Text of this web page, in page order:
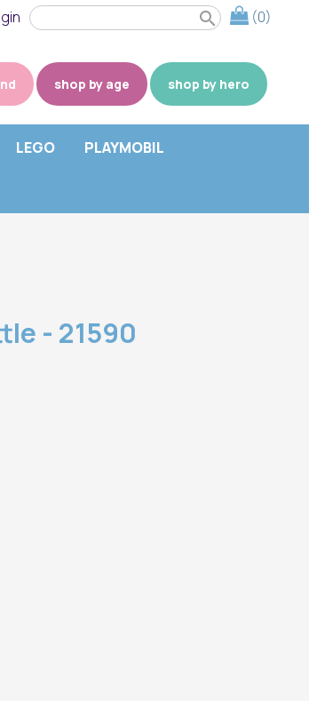
(0)
search
shop by age shop by hero
LEGO PLAYMOBIL
- 21590